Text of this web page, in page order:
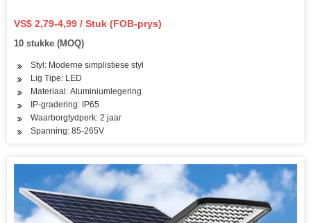
VS$ 2,79-4,99 / Stuk (FOB-prys)
10 stukke (MOQ)
Styl: Moderne simplistiese styl
Lig Tipe: LED
Materiaal: Aluminiumlegering
IP-gradering: IP65
Waarborgtydperk: 2 jaar
Spanning: 85-265V